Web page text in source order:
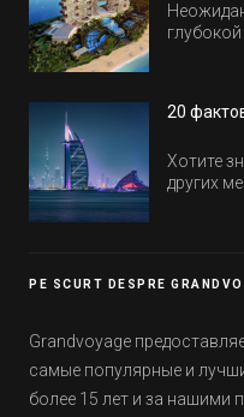
обычно
20
Хотите
других
PE SCURT DESPRE
Grandvoyage
самые популярные и
более 15 лет и за нашими